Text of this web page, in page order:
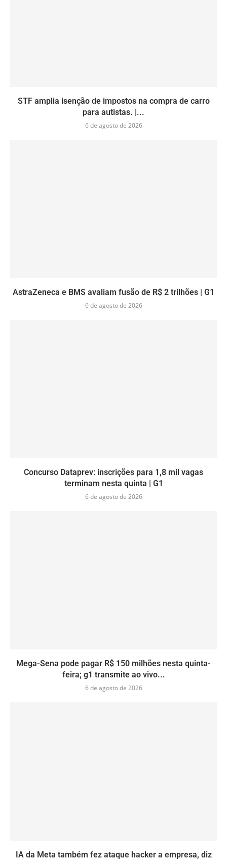
STF amplia isenção de impostos na compra de carro
para autistas. |...
6 de agosto de 2026
AstraZeneca e BMS avaliam fusão de R$ 2 trilhões | G1
6 de agosto de 2026
Concurso Dataprev: inscrições para 1,8 mil vagas
terminam nesta quinta | G1
6 de agosto de 2026
Mega-Sena pode pagar R$ 150 milhões nesta quinta-
feira; g1 transmite ao vivo...
6 de agosto de 2026
IA da Meta também fez ataque hacker a empresa, diz